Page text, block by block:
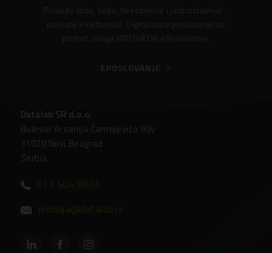
Poslujte brže, bolje, fleksibilnije i jednostavnije -
poslujte elektronski. Digitalizujte poslovanje uz
pomoć usluga PANTHEON ePoslovanja.
EPOSLOVANJE
Datalab SR d.o.o.
Bulevar Arsenija Čarnojevića 99v
11070 Novi Beograd
Serbia
011 404 8604
prodaja@datalab.rs